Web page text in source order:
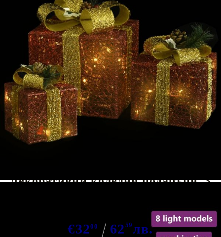
Сподели Tweet
Декоративни коледни подаръци, 3
€3200 62 59лв.